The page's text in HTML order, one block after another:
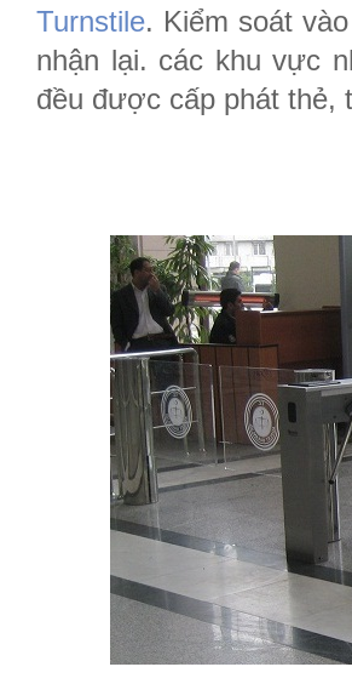
Turnstile. Kiểm soát
nhận lại. các khu vực
đều được cấp phát thẻ,